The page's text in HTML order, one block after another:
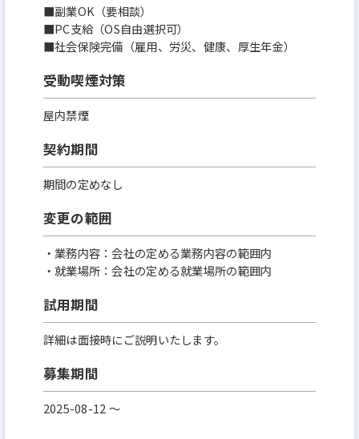
■副業OK（要相談）
■PC支給（OS自由選択可）
■社会保険完備（雇用、労災、健康、厚生年金）
受動喫煙対策
屋内禁煙
契約期間
期間の定めなし
変更の範囲
・業務内容：会社の定める業務内容の範囲内
・就業場所：会社の定める就業場所の範囲内
試用期間
詳細は面接時にご説明いたします。
募集期間
2025-08-12 〜